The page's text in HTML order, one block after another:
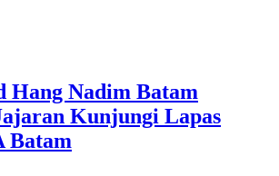
Hang Nadim Batam
Kunjungi Lapas
Batam